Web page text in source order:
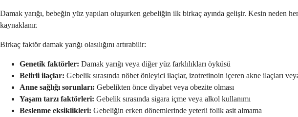
Damak yarığı, bebeğin yüz yapıları oluşurken gebeliğin ilk birkaç ayında gelişir. Kesin neden
kaynaklanır.
Birkaç faktör damak yarığı olasılığını artırabilir:
Genetik faktörler: Damak yarığı veya diğer yüz farklılıkları öyküsü
Belirli ilaçlar: Gebelik sırasında nöbet önleyici ilaçlar, izotretinoin içeren akne ilaçları
Anne sağlığı sorunları: Gebelikten önce diyabet veya obezite olması
Yaşam tarzı faktörleri: Gebelik sırasında sigara içme veya alkol kullanımı
Beslenme eksiklikleri: Gebeliğin erken dönemlerinde yeterli folik asit almama